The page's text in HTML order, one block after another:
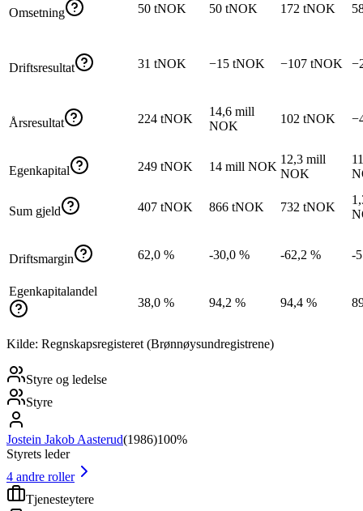
Omsetning 50 tNOK 50 tNOK 172 tNOK
Driftsresultat 31 tNOK −15 tNOK −107 tNOK
Årsresultat 224 tNOK
14,6 mill
NOK
102 tNOK
Egenkapital 249 tNOK 14 mill NOK
12,3 mill
NOK
Sum gjeld 407 tNOK 866 tNOK 732 tNOK
Driftsmargin 62,0 % -30,0 % -62,2 % -
Egenkapitalandel
38,0 %
94,2 % 94,4 %
Kilde: Regnskapsregisteret (Brønnøysundregistrene)
Styre og ledelse
Styre
Jostein Jakob Aasterud(1986)100%
Styrets leder
4 andre roller
Tjenesteytere